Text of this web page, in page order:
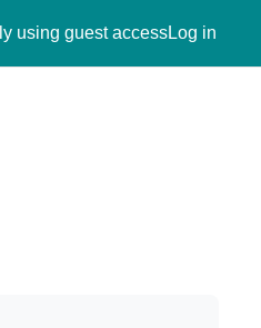
using guest accessLog in